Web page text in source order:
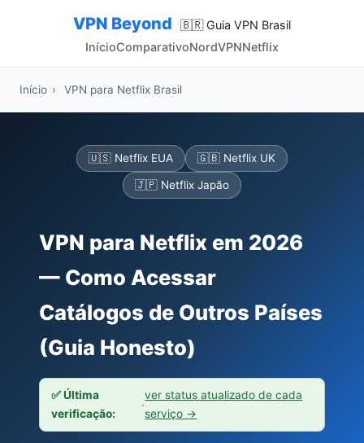
VPN Beyond
🇧🇷 Guia VPN Brasil
InícioComparativoNordVPNNetflix
Início › VPN para Netflix Brasil
🇺🇸 Netflix EUA 🇬🇧 Netflix UK
🇯🇵 Netflix Japão
VPN para Netflix em 2026
— Como Acessar
Catálogos de Outros Países
(Guia Honesto)
✅ Última
verificação:
·
ver status atualizado de cada
serviço →